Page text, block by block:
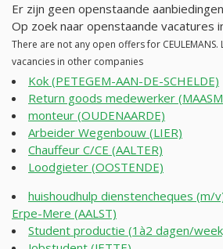
Er zijn geen openstaande
Op zoek naar openstaande vacatures
There are not any open offers for
vacancies in other companies
Kok (PETEGEM-AAN-DE-SCHELDE)
Return goods medewerker
monteur (OUDENAARDE)
Arbeider Wegenbouw (LIER)
Chauffeur C/CE (AALTER)
Loodgieter (OOSTENDE)
huishoudhulp dienstencheques (m/
Erpe-Mere (AALST)
Student productie (1à2 dagen/